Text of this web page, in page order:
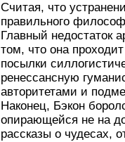
Считая, что
правильного
Главный недостаток
том, что она
посылки
ренессансную
авторитетами и
Наконец, Бэкон
опирающейся не на
рассказы о чудесах,